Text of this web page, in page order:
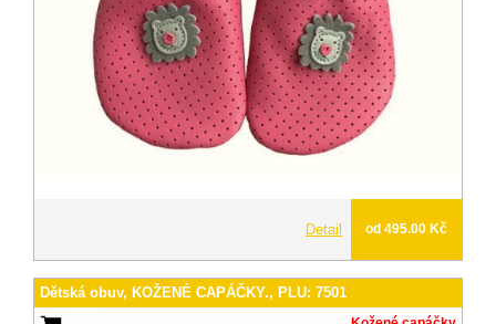
Detail od 495.00 Kč
Dětská obuv, KOŽENÉ CAPÁČKY., PLU: 7501